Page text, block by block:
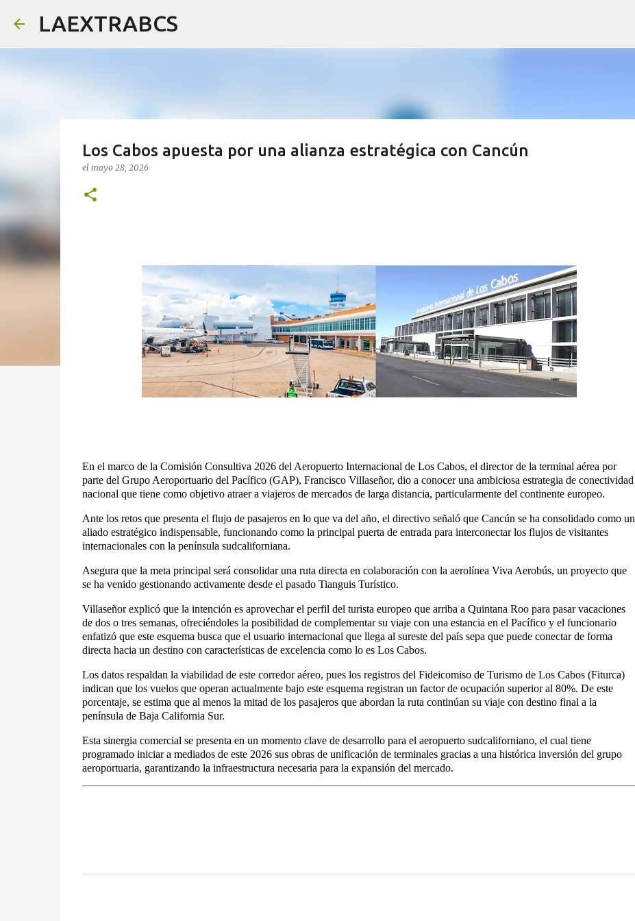
LAEXTRABCS
Los Cabos apuesta por una alianza estratégica con Cancún
el mayo 28, 2026
En el marco de la Comisión Consultiva 2026 del Aeropuerto Internacional de Los Cabos, el director de la terminal aérea por
parte del Grupo Aeroportuario del Pacífico (GAP), Francisco Villaseñor, dio a conocer una ambiciosa estrategia de conectividad
nacional que tiene como objetivo atraer a viajeros de mercados de larga distancia, particularmente del continente europeo.
Ante los retos que presenta el flujo de pasajeros en lo que va del año, el directivo señaló que Cancún se ha consolidado como un
aliado estratégico indispensable, funcionando como la principal puerta de entrada para interconectar los flujos de visitantes
internacionales con la península sudcaliforniana.
Asegura que la meta principal será consolidar una ruta directa en colaboración con la aerolínea Viva Aerobús, un proyecto que
se ha venido gestionando activamente desde el pasado Tianguis Turístico.
Villaseñor explicó que la intención es aprovechar el perfil del turista europeo que arriba a Quintana Roo para pasar vacaciones
de dos o tres semanas, ofreciéndoles la posibilidad de complementar su viaje con una estancia en el Pacífico y el funcionario
enfatizó que este esquema busca que el usuario internacional que llega al sureste del país sepa que puede conectar de forma
directa hacia un destino con características de excelencia como lo es Los Cabos.
Los datos respaldan la viabilidad de este corredor aéreo, pues los registros del Fideicomiso de Turismo de Los Cabos (Fiturca)
indican que los vuelos que operan actualmente bajo este esquema registran un factor de ocupación superior al 80%. De este
porcentaje, se estima que al menos la mitad de los pasajeros que abordan la ruta continúan su viaje con destino final a la
península de Baja California Sur.
Esta sinergia comercial se presenta en un momento clave de desarrollo para el aeropuerto sudcaliforniano, el cual tiene
programado iniciar a mediados de este 2026 sus obras de unificación de terminales gracias a una histórica inversión del grupo
aeroportuaria, garantizando la infraestructura necesaria para la expansión del mercado.